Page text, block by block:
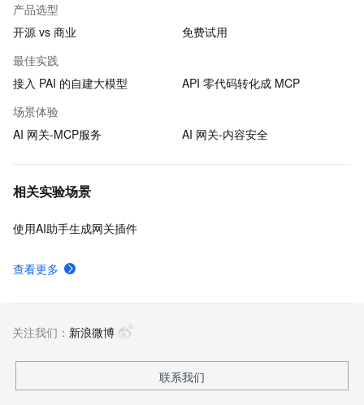
产品选型
开源 vs 商业
免费试用
最佳实践
接入 PAI 的自建大模型
API 零代码转化成 MCP
场景体验
AI 网关-MCP服务
AI 网关-内容安全
相关实验场景
使用AI助手生成网关插件
查看更多
关注我们： 新浪微博
联系我们